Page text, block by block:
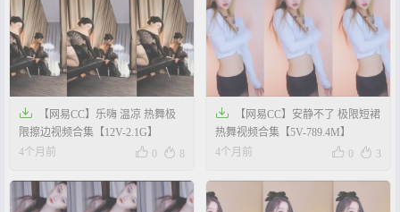

【网易CC】乐嗨 温凉 热舞极
限擦边视频合集【12V-2.1G】
4个月前
 0  8

【网易CC】安静不了 极限短裙
热舞视频合集【5V-789.4M】
4个月前
 0  3